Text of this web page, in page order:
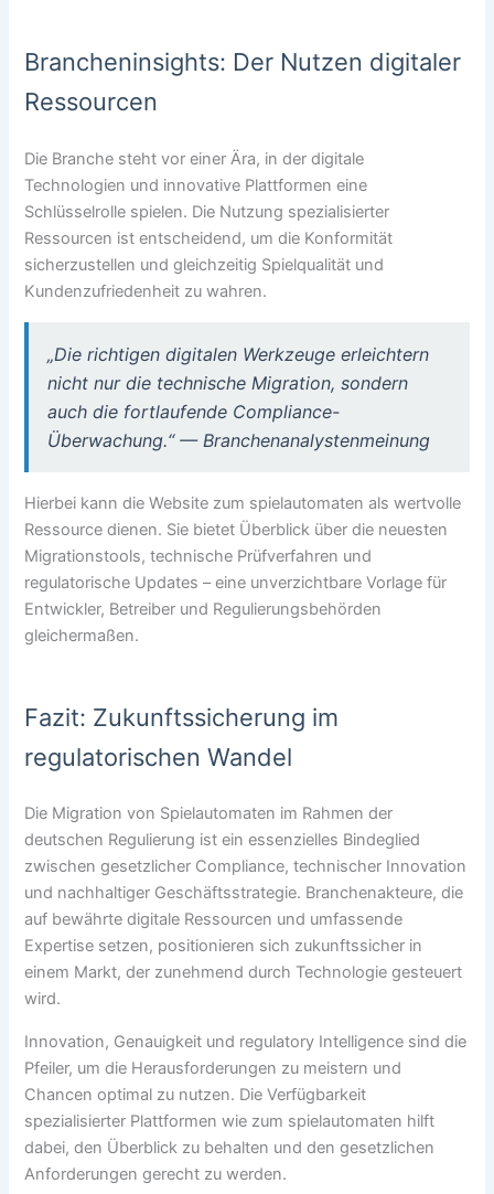
Brancheninsights: Der Nutzen digitaler
Ressourcen
Die Branche steht vor einer Ära, in der digitale
Technologien und innovative Plattformen eine
Schlüsselrolle spielen. Die Nutzung spezialisierter
Ressourcen ist entscheidend, um die Konformität
sicherzustellen und gleichzeitig Spielqualität und
Kundenzufriedenheit zu wahren.
„Die richtigen digitalen Werkzeuge erleichtern
nicht nur die technische Migration, sondern
auch die fortlaufende Compliance-
Überwachung.“ — Branchenanalystenmeinung
Hierbei kann die Website zum spielautomaten als wertvolle
Ressource dienen. Sie bietet Überblick über die neuesten
Migrationstools, technische Prüfverfahren und
regulatorische Updates – eine unverzichtbare Vorlage für
Entwickler, Betreiber und Regulierungsbehörden
gleichermaßen.
Fazit: Zukunftssicherung im
regulatorischen Wandel
Die Migration von Spielautomaten im Rahmen der
deutschen Regulierung ist ein essenzielles Bindeglied
zwischen gesetzlicher Compliance, technischer Innovation
und nachhaltiger Geschäftsstrategie. Branchenakteure, die
auf bewährte digitale Ressourcen und umfassende
Expertise setzen, positionieren sich zukunftssicher in
einem Markt, der zunehmend durch Technologie gesteuert
wird.
Innovation, Genauigkeit und regulatory Intelligence sind die
Pfeiler, um die Herausforderungen zu meistern und
Chancen optimal zu nutzen. Die Verfügbarkeit
spezialisierter Plattformen wie zum spielautomaten hilft
dabei, den Überblick zu behalten und den gesetzlichen
Anforderungen gerecht zu werden.